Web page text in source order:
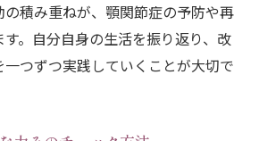
の積み重ねが、顎関節症の予防や再
。自分自身の生活を振り返り、改
つずつ実践していくことが大切で